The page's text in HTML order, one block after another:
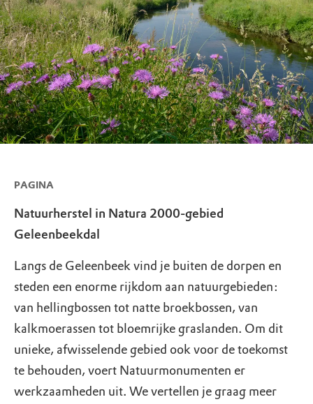
PAGINA
Natuurherstel in Natura 2000-gebied
Geleenbeekdal
Langs de Geleenbeek vind je buiten de dorpen en
steden een enorme rijkdom aan natuurgebieden:
van hellingbossen tot natte broekbossen, van
kalkmoerassen tot bloemrijke graslanden. Om dit
unieke, afwisselende gebied ook voor de toekomst
te behouden, voert Natuurmonumenten er
werkzaamheden uit. We vertellen je graag meer